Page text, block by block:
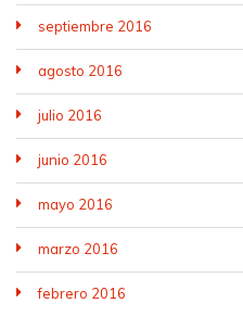
septiembre 2016
agosto 2016
julio 2016
junio 2016
mayo 2016
marzo 2016
febrero 2016